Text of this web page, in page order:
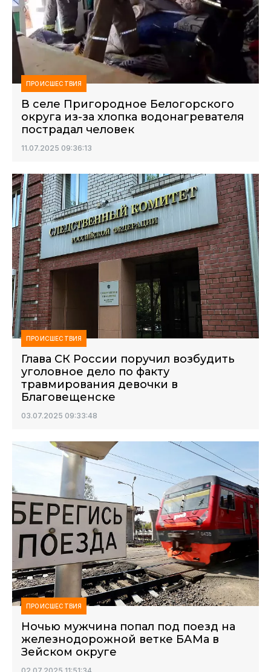
ПРОИСШЕСТВИЯ
В селе Пригородное Белогорского
округа из-за хлопка водонагревателя
пострадал человек
11.07.2025 09:36:13
ПРОИСШЕСТВИЯ
Глава СК России поручил возбудить
уголовное дело по факту
травмирования девочки в
Благовещенске
03.07.2025 09:33:48
ПРОИСШЕСТВИЯ
Ночью мужчина попал под поезд на
железнодорожной ветке БАМа в
Зейском округе